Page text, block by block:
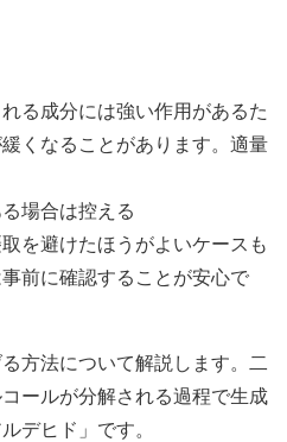
る成分には強い作用があるた
くなることがあります。適量
場合は控える
を避けたほうがよいケースも
前に確認することが安心で
方法について解説します。二
ールが分解される過程で生成
デヒド」です。